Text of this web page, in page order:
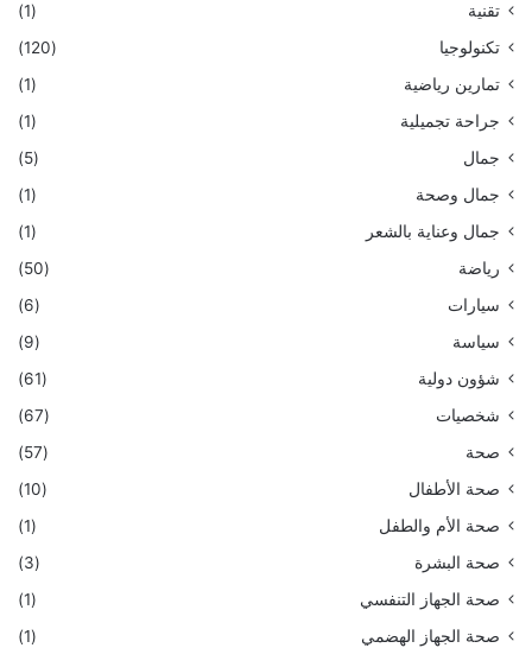
تقنية
(1)
تكنولوجيا
(120)
تمارين رياضية
(1)
جراحة تجميلية
(1)
جمال
(5)
جمال وصحة
(1)
جمال وعناية بالشعر
(1)
رياضة
(50)
سيارات
(6)
سياسة
(9)
شؤون دولية
(61)
شخصيات
(67)
صحة
(57)
صحة الأطفال
(10)
صحة الأم والطفل
(1)
صحة البشرة
(3)
صحة الجهاز التنفسي
(1)
صحة الجهاز الهضمي
(1)